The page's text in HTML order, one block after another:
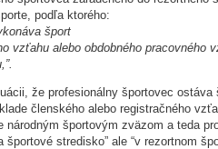
podľa ktorého:
šport
vzťahu alebo obdobného pracovného
že profesionálny športovec
členského alebo registračného
národným športovým zväzom a teda
športové stredisko” ale “v rezortnom